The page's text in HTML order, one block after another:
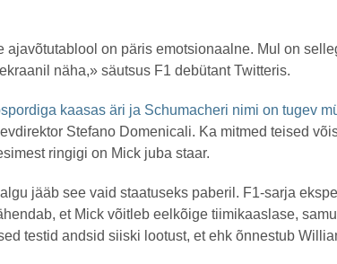
ajavõtutablool on päris emotsionaalne. Mul on
näha,» säutsus F1 debütant Twitteris.
kaasas äri ja Schumacheri nimi on tugev
Stefano Domenicali. Ka mitmed teised
ringigi on Mick juba staar.
jääb see vaid staatuseks paberil. F1-sarja
et Mick võitleb eelkõige tiimikaaslase,
testid andsid siiski lootust, et ehk õnnestub